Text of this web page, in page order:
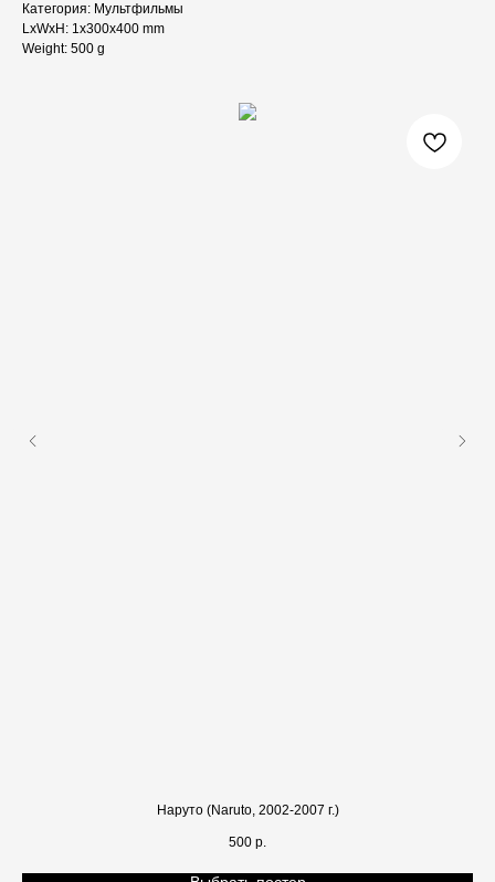
Категория: Мультфильмы
LxWxH: 1x300x400 mm
Weight: 500 g
Наруто (Naruto, 2002-2007 г.)
500 р.